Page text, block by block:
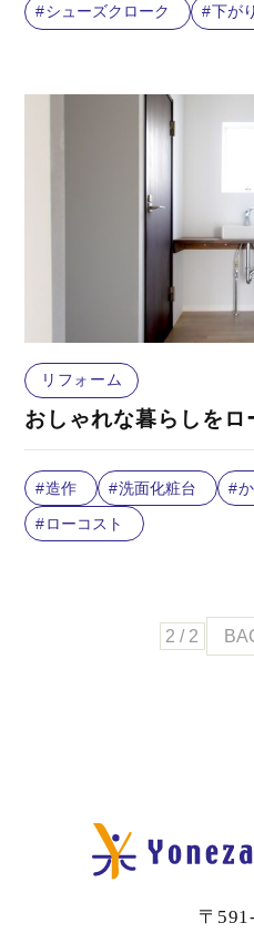
シューズクローク
下が
リフォーム
おしゃれな暮らしをロ
造作 洗面化粧台
ローコスト
2 / 2
〒